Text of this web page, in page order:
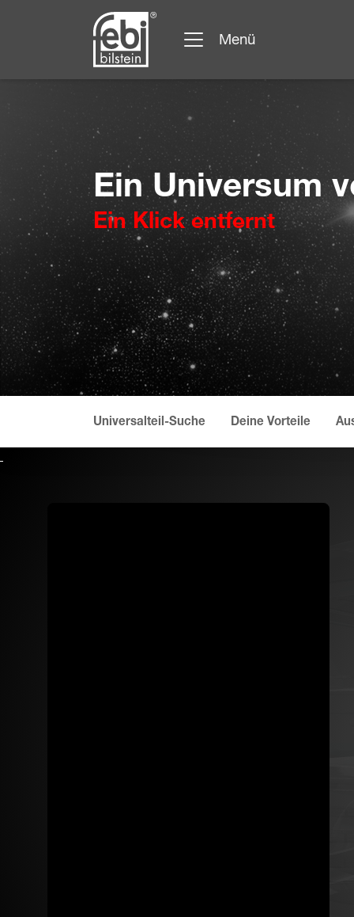
Menü
Ein Universum
Ein Klick entfernt
Universalteil-Suche Deine Vorteile